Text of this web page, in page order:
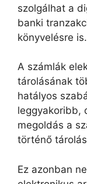
szolgálhat a
banki
könyvelésre is.
A számlák
tárolásának
hatályos
leggyakoribb,
megoldás a
történő
Ez azonban